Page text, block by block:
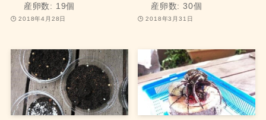
産卵数: 19個
2018年4月28日
産卵数: 30個
2018年3月31日